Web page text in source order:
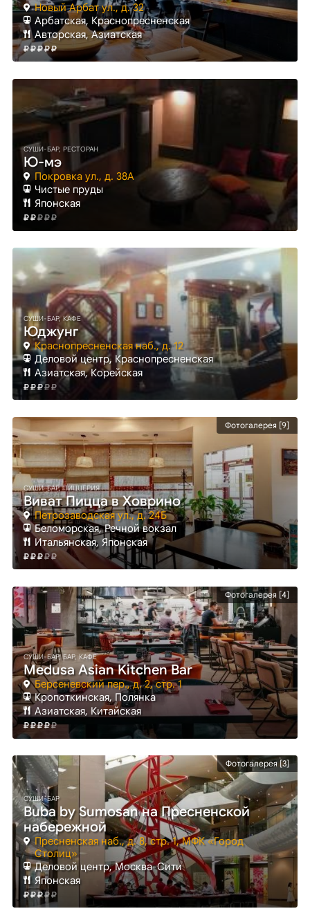
Новый Арбат ул., д. 32
Арбатская, Краснопресненская
Авторская, Азиатская
СУШИ-БАР, РЕСТОРАН
Ю-мэ
Покровка ул., д. 38А
Чистые пруды
Японская
СУШИ-БАР, КАФЕ
Юджунг
Краснопресненская наб., д. 12
Деловой центр, Краснопресненская
Азиатская, Корейская
Фотогалерея [9]
СУШИ-БАР, ПИЦЦЕРИЯ
Виват Пицца в Ховрино
Петрозаводская ул., д. 24Б
Беломорская, Речной вокзал
Итальянская, Японская
Фотогалерея [4]
СУШИ-БАР, БАР, КАФЕ
Medusa Asian Kitchen Bar
Берсеневский пер., д. 2, стр. 1
Кропоткинская, Полянка
Азиатская, Китайская
Фотогалерея [3]
СУШИ-БАР
Buba by Sumosan на Пресненской
набережной
Пресненская наб., д. 8, стр. 1, МФК «Город
Столиц»
Деловой центр, Москва-Сити
Японская